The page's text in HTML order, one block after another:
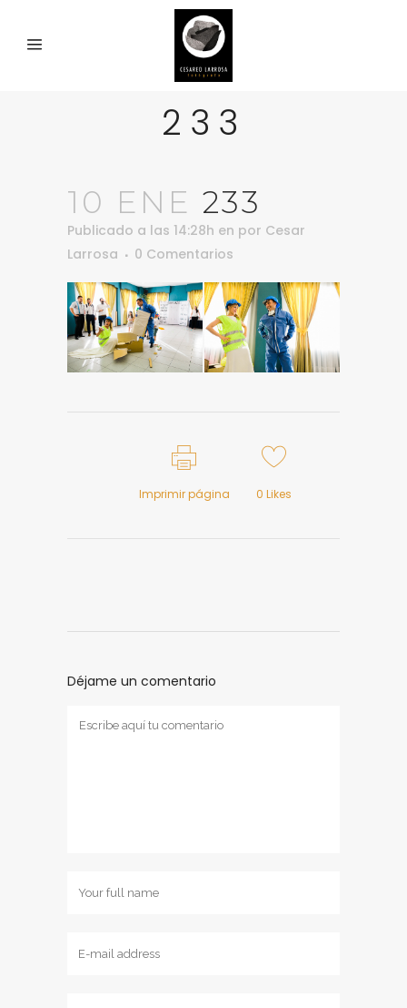
233
10 ENE 233
Publicado a las 14:28h en por Cesar
Larrosa
0 Comentarios
Imprimir página 0 Likes
Déjame un comentario